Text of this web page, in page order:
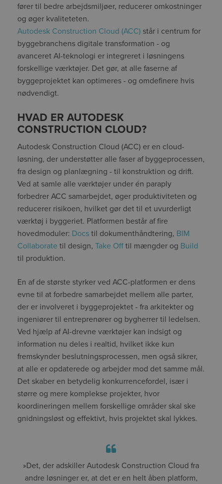
fører til bedre arbejdsmiljøer, reducerer omkostninger
og øger kvaliteteten.
Autodesk Construction Cloud (ACC) står i centrum for
byggebranchens digitale transformation - og
avanceret AI-teknologi er integreret i løsningens
forskellige værktøjer. Det gør, at alle faserne af
byggeprojektet kan optimeres - og omdefinere hvis
nødvendigt.
HVAD ER AUTODESK
CONSTRUCTION CLOUD?
Autodesk Construction Cloud (ACC) er en cloud-
løsning, der understøtter alle faser af byggeprocessen,
fra design og planlægning - til konstruktion og drift.
Ved at samle alle værktøjer under én paraply
forbedrer ACC samarbejdet, øger produktiviteten og
reducerer risikoen, hvilket gør det til et uvurderligt
værktøj i byggeriet. Platformen består af fire
hovedmoduler: Docs til dokumenthåndtering, BIM
Collaborate til design, Take Off til mængder og Build
til produktion.
En af de største styrker ved ACC-platformen er dens
evne til at forbedre samarbejdet mellem alle parter,
der er involveret i byggeprojektet - fra arkitekter og
ingeniører til entreprenører og bygherrer til ledelsen.
Ved hjælp af AI-drevne værktøjer kan indsigt og
information nu deles i realtid, hvilket ikke kun
fremskynder beslutningsprocessen, men også sikrer,
at alle er opdaterede og arbejder mod det samme mål.
Det skaber en betydelig konkurrencefordel, især i
større og mere komplekse projekter, hvor
koordineringen mellem forskellige områder skal ske
gnidningsløst og effektivt, hvis projektet skal lykkes.
»Det, der adskiller Autodesk Construction Cloud fra
andre løsninger er, at det er en helt åben platform,